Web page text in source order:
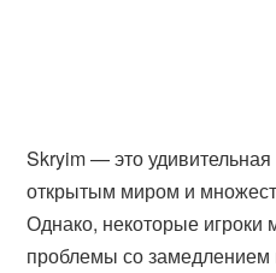
Skryim — это
открытым миром и
Однако, некоторые игроки
проблемы со замедлением